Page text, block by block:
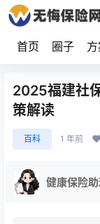
首页 圈子
2025福建社
策解读
百科 1 年前
健康保险